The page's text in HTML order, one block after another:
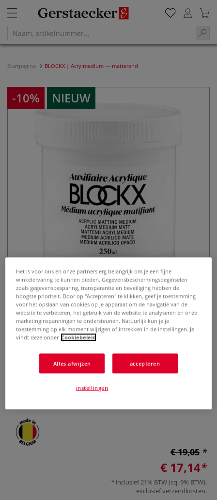
Startpagina BLOCKX | Acrylmedium — matterend
-10% NIEUW
BLOCKX | Acrylmedium —
matterend
0 Beoordeling
Dit matterend acrylmedium van BLOCKX maakt acrylverf
matter — met minder glans & reflextie — en vlakker. Ook
perfect als je je werk digitaal in wilt scannen. Het behoudt
de intensiteit van je kleuren en de stabiliteit van je verflaag.
€ 19,05
€ 17,14
inclusief 21% BTW (cq. 9% BTW),
exclusiefverzendkosten.
Het is voor ons en onze partners erg belangrijk om je een fijne
winkelervaring te kunnen bieden. Gegevensbeschermingsbeginselen
zoals gegevensbesparing, transparantie en beveiliging hebben de
hoogste prioriteit. Door op "Accepteren" te klikken, geef je toestemming
voor het opslaan van cookies op je apparaat om de navigatie van de
website te verbeteren, het gebruik van de website te analyseren en onze
marketinginspanningen te ondersteunen. Natuurlijk kun je je
toestemming op elk moment wijzigen of intrekken in de instellingen. Je
vindt deze onder Cookiebeleid
Alles afwijzen accepteren
instellingen